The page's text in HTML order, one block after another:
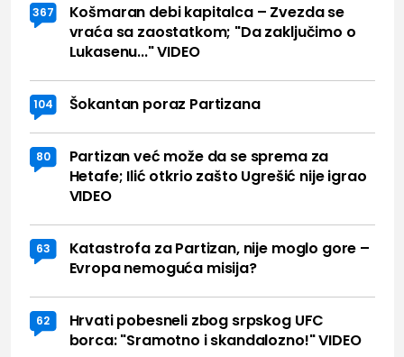
367
Košmaran debi kapitalca – Zvezda se
vraća sa zaostatkom; "Da zaključimo o
Lukasenu..." VIDEO
104 Šokantan poraz Partizana
80
Partizan već može da se sprema za
Hetafe; Ilić otkrio zašto Ugrešić nije igrao
VIDEO
63
Katastrofa za Partizan, nije moglo gore –
Evropa nemoguća misija?
62
Hrvati pobesneli zbog srpskog UFC
borca: "Sramotno i skandalozno!" VIDEO